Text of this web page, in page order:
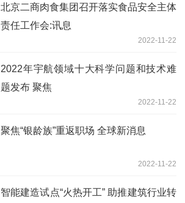
北京二商肉食集团召开落实食品安全主体
责任工作会:讯息
2022-11-22
2022年宇航领域十大科学问题和技术难
题发布 聚焦
2022-11-22
聚焦“银龄族”重返职场 全球新消息
2022-11-22
智能建造试点“火热开工” 助推建筑行业转